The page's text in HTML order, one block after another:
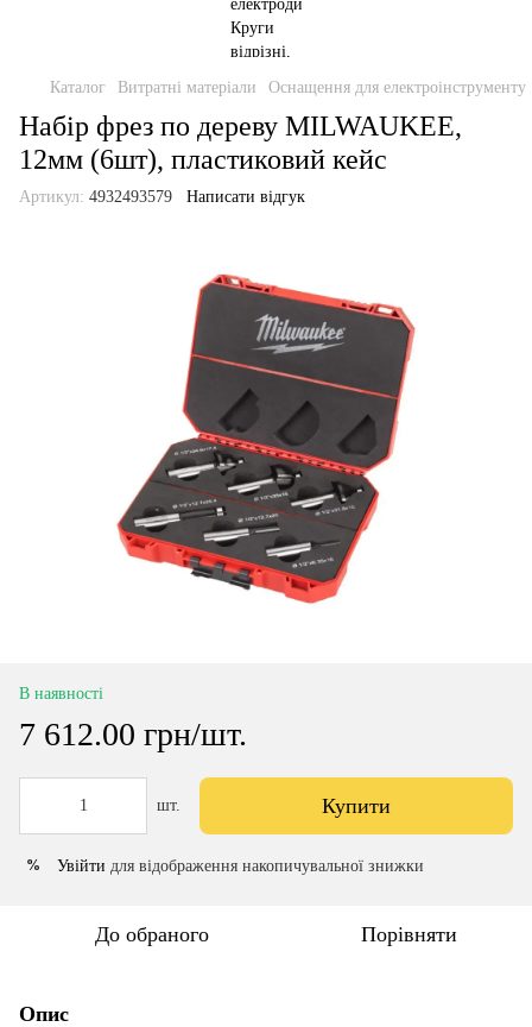
Каталог Витратні матеріали Оснащення для електроінструменту
Набір фрез по дереву MILWAUKEE,
12мм (6шт), пластиковий кейс
Артикул: 4932493579 Написати відгук
В наявності
7 612.00 грн/шт.
шт. Купити
% Увійти для відображення накопичувальної знижки
До обраного Порівняти
Опис